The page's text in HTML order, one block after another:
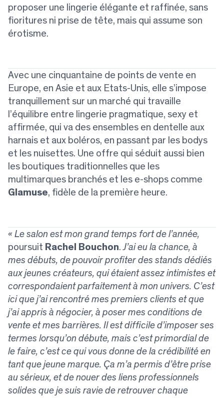
proposer une lingerie élégante et raffinée, sans
fioritures ni prise de tête, mais qui assume son
érotisme.
Avec une cinquantaine de points de vente en
Europe, en Asie et aux Etats-Unis, elle s’impose
tranquillement sur un marché qui travaille
l’équilibre entre lingerie pragmatique, sexy et
affirmée, qui va des ensembles en dentelle aux
harnais et aux boléros, en passant par les bodys
et les nuisettes. Une offre qui séduit aussi bien
les boutiques traditionnelles que les
multimarques branchés et les e-shops comme
Glamuse, fidèle de la première heure.
« Le salon est mon grand temps fort de l’année,
poursuit Rachel Bouchon. J’ai eu la chance, à
mes débuts, de pouvoir profiter des stands dédiés
aux jeunes créateurs, qui étaient assez intimistes et
correspondaient parfaitement à mon univers. C’est
ici que j’ai rencontré mes premiers clients et que
j’ai appris à négocier, à poser mes conditions de
vente et mes barrières. Il est difficile d’imposer ses
termes lorsqu’on débute, mais c’est primordial de
le faire, c’est ce qui vous donne de la crédibilité en
tant que jeune marque. Ça m’a permis d’être prise
au sérieux, et de nouer des liens professionnels
solides que je suis ravie de retrouver chaque